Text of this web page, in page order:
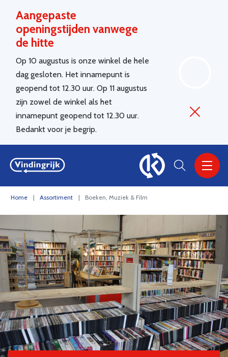
Aangepaste
openingstijden vanwege
de hitte
Op 10 augustus is onze winkel de hele
dag gesloten. Het innamepunt is
geopend tot 12.30 uur. Op 11 augustus
zijn zowel de winkel als het
innamepunt geopend tot 12.30 uur.
Bedankt voor je begrip.
Home Assortiment Boeken, Muziek & Film